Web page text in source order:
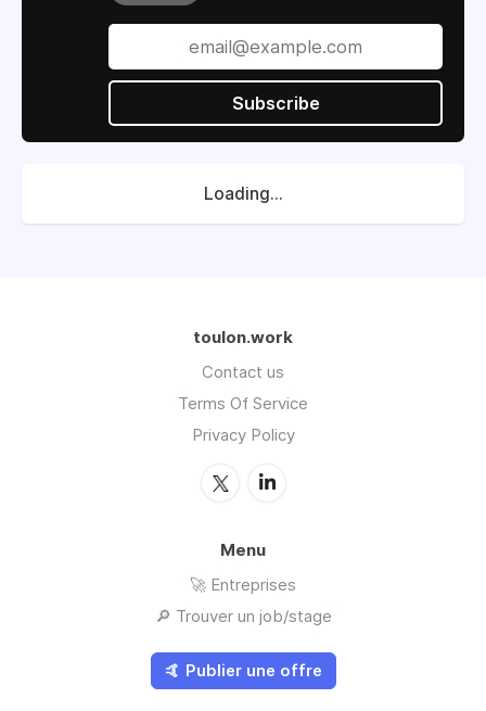
Subscribe
Loading...
toulon.work
Contact us
Terms Of Service
Privacy Policy
Menu
🚀 Entreprises
🔎 Trouver un job/stage
🤙 Publier une offre